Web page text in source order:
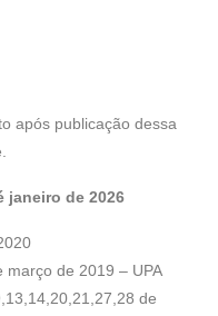
após publicação dessa
janeiro de 2026
março de 2019 – UPA
de